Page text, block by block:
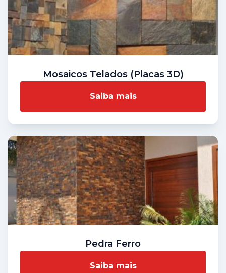
Mosaicos Telados (Placas 3D)
Saiba mais
Pedra Ferro
Saiba mais